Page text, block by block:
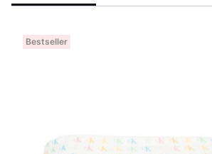
Bestseller